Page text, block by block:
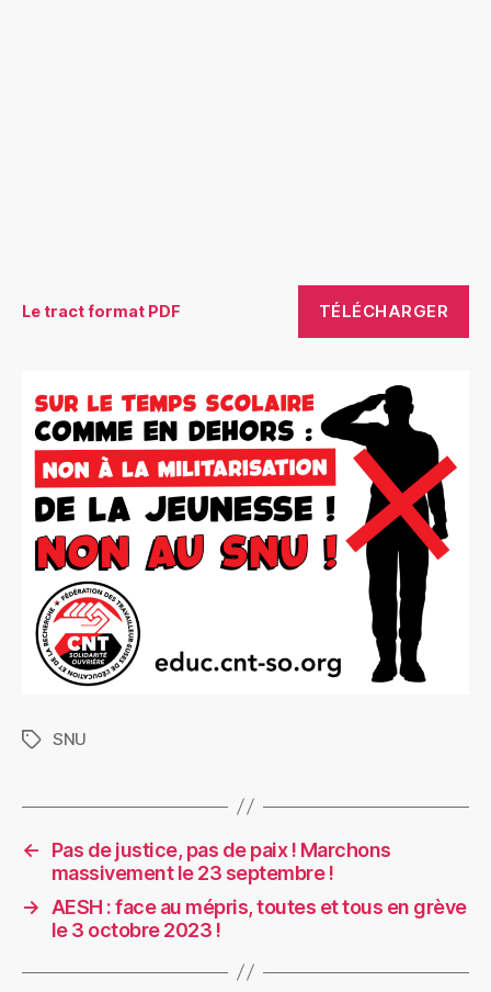
Le tract format PDF TÉLÉCHARGER
Étiquettes
SNU
←
Pas de justice, pas de paix ! Marchons
massivement le 23 septembre !
→
AESH : face au mépris, toutes et tous en grève
le 3 octobre 2023 !